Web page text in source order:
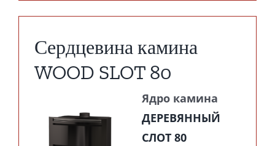
Сердцевина камина
WOOD SLOT 80
Ядро камина
ДЕРЕВЯННЫЙ
СЛОТ 80